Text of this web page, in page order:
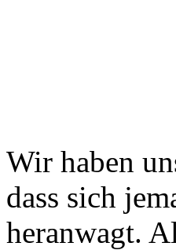
Wir haben
dass sich
heranwagt.